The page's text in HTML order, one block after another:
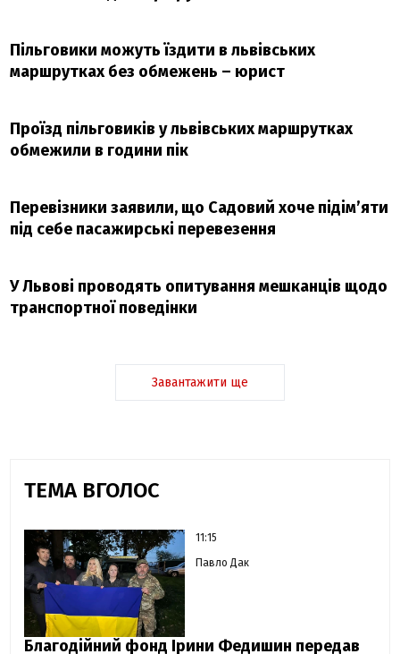
Пільговики можуть їздити в львівських
маршрутках без обмежень – юрист
Проїзд пільговиків у львівських маршрутках
обмежили в години пік
Перевізники заявили, що Садовий хоче підім’яти
під себе пасажирські перевезення
У Львові проводять опитування мешканців щодо
транспортної поведінки
Завантажити ще
ТЕМА ВГОЛОС
11:15
Павло Дак
Благодійний фонд Ірини Федишин передав